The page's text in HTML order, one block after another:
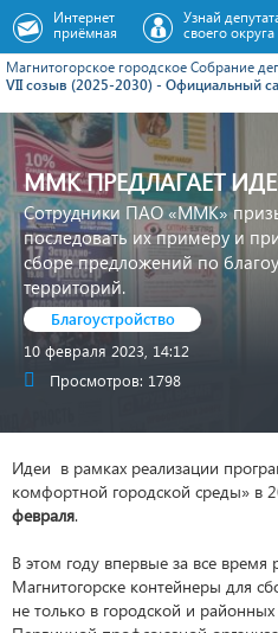
Магнитогорское городское Cобрание
VII созыв (2025-2030) - Официальный
Интернет
приёмная
Узнай
своего округа
ММК ПРЕДЛАГАЕТ
Сотрудники ПАО «ММК»
последовать их примеру и
сборе предложений по
территорий.
Благоустройство
10 февраля 2023, 14:12
Просмотров: 1798
Идеи в рамках реализации
комфортной городской среды» в
февраля.
В этом году впервые за все время
Магнитогорске контейнеры для
не только в городской и